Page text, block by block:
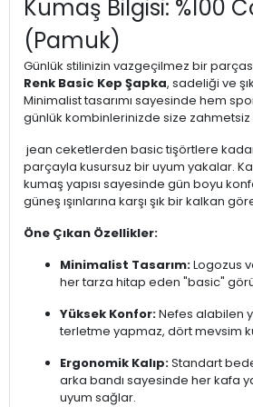
Kumaş Bilgisi: %100
(Pamuk)
Günlük stilinizin vazgeçilmez bir
Renk Basic Kep Şapka, sadeliği ve
Minimalist tasarımı sayesinde hem
günlük kombinlerinizde size zahmetsiz
jean ceketlerden basic tişörtlere
parçayla kusursuz bir uyum yakalar.
kumaş yapısı sayesinde gün boyu
güneş ışınlarına karşı şık bir kalkan
Öne Çıkan Özellikler:
Minimalist Tasarım:Logozus
her tarza hitap eden "basic"
Yüksek Konfor:Nefes alabilen
terletme yapmaz, dört mevsim
Ergonomik Kalıp:Standart
arka bandı sayesinde her kafa
uyum sağlar.